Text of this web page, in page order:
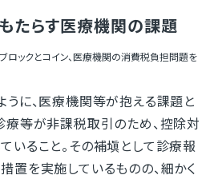
もたらす医療機関の課題
に、医療機関等が抱える課題と
療等が非課税取引のため、控除対
いること。その補塡として診療報
置を実施しているものの、細かく